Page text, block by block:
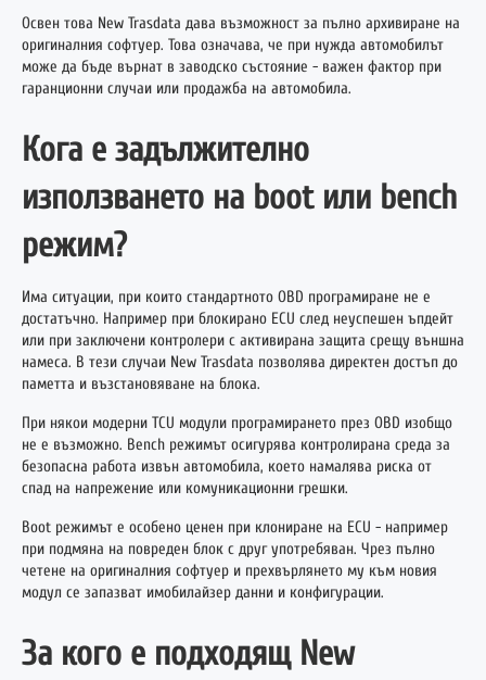
Освен това New Trasdata дава възможност за пълно архивиране на
оригиналния софтуер. Това означава, че при нужда автомобилът
може да бъде върнат в заводско състояние - важен фактор при
гаранционни случаи или продажба на автомобила.
Кога е задължително
използването на boot или bench
режим?
Има ситуации, при които стандартното OBD програмиране не е
достатъчно. Например при блокирано ECU след неуспешен ъпдейт
или при заключени контролери с активирана защита срещу външна
намеса. В тези случаи New Trasdata позволява директен достъп до
паметта и възстановяване на блока.
При някои модерни TCU модули програмирането през OBD изобщо
не е възможно. Bench режимът осигурява контролирана среда за
безопасна работа извън автомобила, което намалява риска от
спад на напрежение или комуникационни грешки.
Boot режимът е особено ценен при клониране на ECU - например
при подмяна на повреден блок с друг употребяван. Чрез пълно
четене на оригиналния софтуер и прехвърлянето му към новия
модул се запазват имобилайзер данни и конфигурации.
За кого е подходящ New